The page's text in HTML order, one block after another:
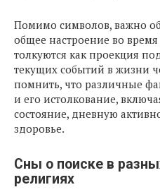
Помимо символов, важно
общее настроение во
толкуются как проекция
текущих событий в жизни
помнить, что различные
и его истолкование,
состояние, дневную
здоровье.
Сны о поиске в
религиях